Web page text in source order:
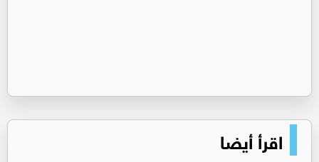
اقرأ أيضا